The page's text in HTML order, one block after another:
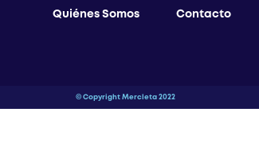
Quiénes Somos Contacto
© Copyright Mercleta 2022